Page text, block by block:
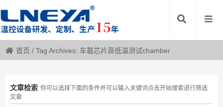
首页 /Tag Archives: 车载芯片高低温测试chamber
文章检索 你可以选择下面的条件并可以输入关键词点击开始搜索进行筛选
文章